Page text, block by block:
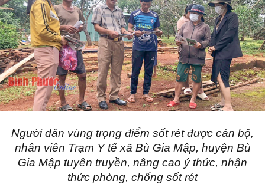
Người dân vùng trọng điểm sốt rét được cán bộ,
nhân viên Trạm Y tế xã Bù Gia Mập, huyện Bù
Gia Mập tuyên truyền, nâng cao ý thức, nhận
thức phòng, chống sốt rét